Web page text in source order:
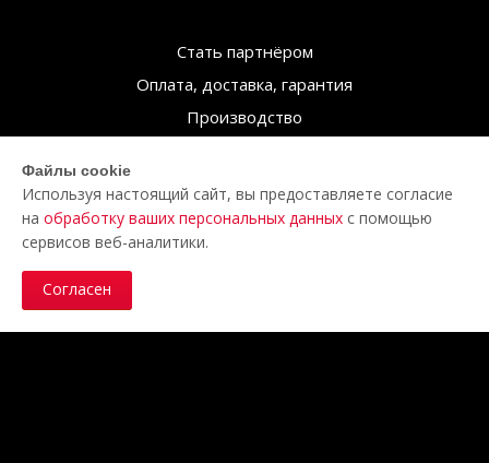
Стать партнёром
Оплата, доставка, гарантия
Производство
Контакты
увидеть цены
Файлы cookie
Используя настоящий сайт, вы предоставляете согласие
на обработку ваших персональных данных с помощью
сервисов веб-аналитики.
Согласен